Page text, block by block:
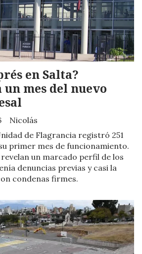
en Salta?
un mes del nuevo
Nicolás
de Flagrancia registró 251
primer mes de funcionamiento.
un marcado perfil de los
denuncias previas y casi la
condenas firmes.